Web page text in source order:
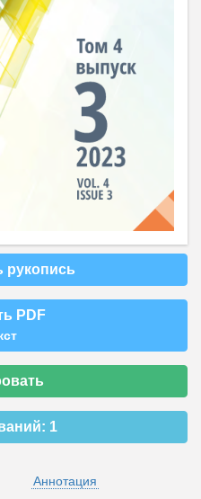
рукопись
PDF
1
Аннотация